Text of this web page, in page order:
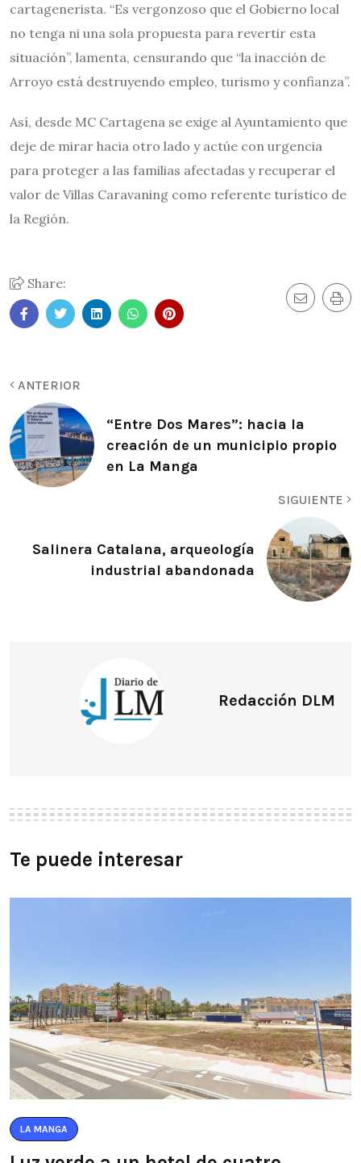
cartagenerista. “Es vergonzoso que el Gobierno local
no tenga ni una sola propuesta para revertir esta
situación”, lamenta, censurando que “la inacción de
Arroyo está destruyendo empleo, turismo y confianza”.
Así, desde MC Cartagena se exige al Ayuntamiento que
deje de mirar hacia otro lado y actúe con urgencia
para proteger a las familias afectadas y recuperar el
valor de Villas Caravaning como referente turístico de
la Región.
Share:
ANTERIOR
“Entre Dos Mares”: hacia la
creación de un municipio propio
en La Manga
SIGUIENTE
Salinera Catalana, arqueología
industrial abandonada
Redacción DLM
Te puede interesar
LA MANGA